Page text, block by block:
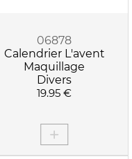
06878
Calendrier L'avent
Maquillage
Divers
19.95 €